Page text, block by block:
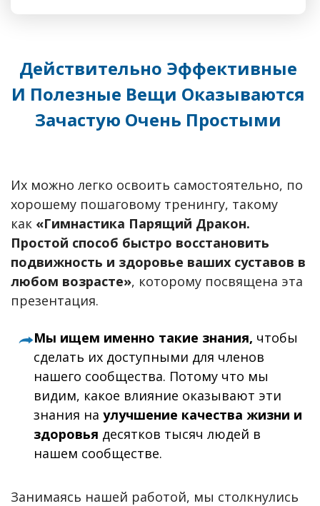
Действительно Эффективные
И Полезные Вещи Оказываются
Зачастую Очень Простыми
Их можно легко освоить самостоятельно, по
хорошему пошаговому тренингу, такому
как «Гимнастика Парящий Дракон.
Простой способ быстро восстановить
подвижность и здоровье ваших суставов в
любом возрасте», которому посвящена эта
презентация.
Мы ищем именно такие знания, чтобы
сделать их доступными для членов
нашего сообщества. Потому что мы
видим, какое влияние оказывают эти
знания наулучшение качества жизни и
здоровья десятков тысяч людей в
нашем сообществе.
Занимаясь нашей работой, мы столкнулись